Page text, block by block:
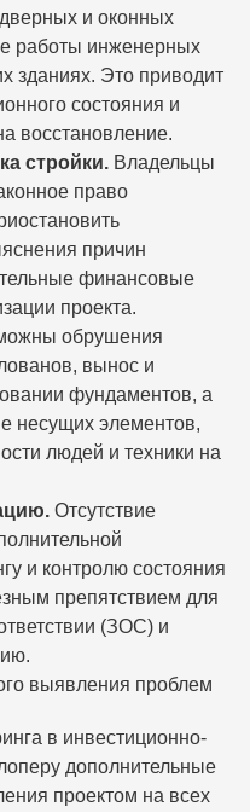
и оконных
работы инженерных
зданиях. Это приводит
состояния и
восстановление.
стройки.Владельцы
право
причин
финансовые
проекта.
обрушения
вынос и
фундаментов, а
несущих элементов,
людей и техники на
Отсутствие
и контролю состояния
препятствием для
(ЗОС) и
выявления проблем
в инвестиционно-
дополнительные
проектом на всех